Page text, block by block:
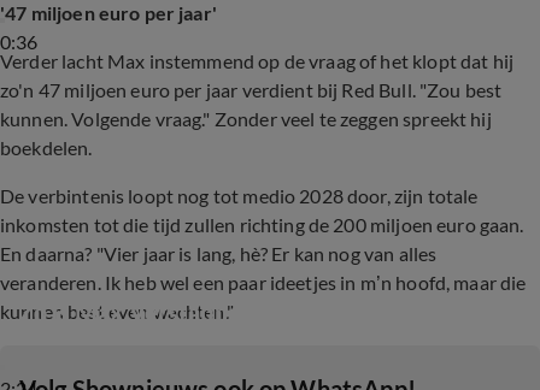
0:36
'47 miljoen euro per jaar'
Verder lacht Max instemmend op de vraag of het klopt dat hij
zo'n 47 miljoen euro per jaar verdient bij Red Bull. "Zou best
kunnen. Volgende vraag." Zonder veel te zeggen spreekt hij
boekdelen.
De verbintenis loopt nog tot medio 2028 door, zijn totale
inkomsten tot die tijd zullen richting de 200 miljoen euro gaan.
En daarna? "Vier jaar is lang, hè? Er kan nog van alles
veranderen. Ik heb wel een paar ideetjes in m’n hoofd, maar die
kunnen best even wachten."
Zo is Max Verstappen als stiefvader